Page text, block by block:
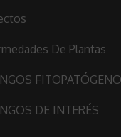
De Plantas
DE INTERÉS